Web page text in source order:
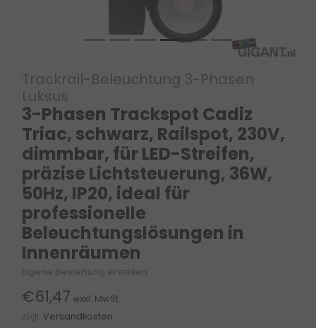
Trackrail-Beleuchtung 3-Phasen
Luksus
3-Phasen Trackspot Cadiz
Triac, schwarz, Railspot, 230V,
dimmbar, für LED-Streifen,
präzise Lichtsteuerung, 36W,
50Hz, IP20, ideal für
professionelle
Beleuchtungslösungen in
Innenräumen
Eigene Bewertung erstellen
€61,47 exkl. MwSt.
zzgl. Versandkosten